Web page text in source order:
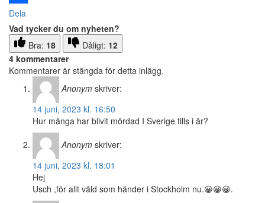
Dela
Vad tycker du om nyheten?
Bra: 18 Dåligt: 12
4 kommentarer
Kommentarer är stängda för detta inlägg.
Anonym skriver:
14 juni, 2023 kl. 16:50
Hur många har blivit mördad I Sverige tills i år?
Anonym skriver:
14 juni, 2023 kl. 18:01
Hej
Usch ,för allt våld som händer i Stockholm nu.😀😀😀.